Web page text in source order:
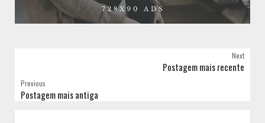
Next
Postagem mais recente
Previous
Postagem mais antiga